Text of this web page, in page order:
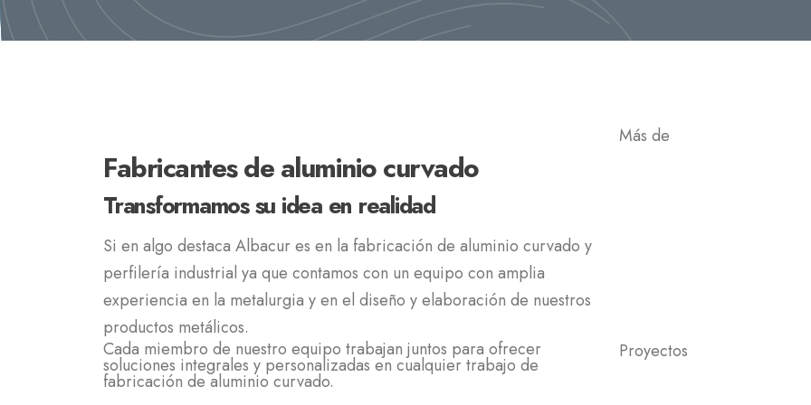
Fabricantes de aluminio curvado
Transformamos su idea en realidad
Si en algo destaca Albacur es en la fabricación de aluminio curvado y
perfilería industrial ya que contamos con un equipo con amplia
experiencia en la metalurgia y en el diseño y elaboración de nuestros
productos metálicos.
Cada miembro de nuestro equipo trabajan juntos para ofrecer
soluciones integrales y personalizadas en cualquier trabajo de
fabricación de aluminio curvado.
Más de
Proyectos